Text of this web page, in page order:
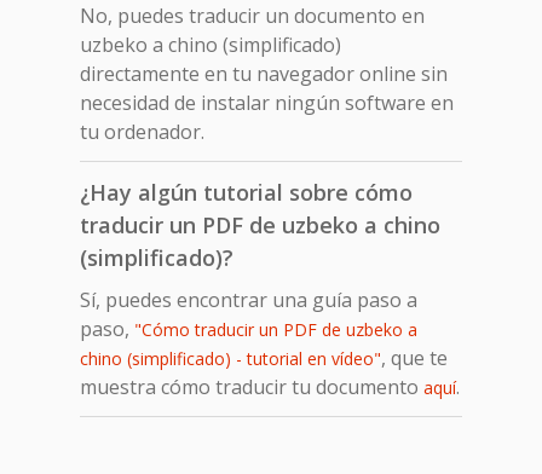
No, puedes traducir un documento en
uzbeko a chino (simplificado)
directamente en tu navegador online sin
necesidad de instalar ningún software en
tu ordenador.
¿Hay algún tutorial sobre cómo
traducir un PDF de uzbeko a chino
(simplificado)?
Sí, puedes encontrar una guía paso a
paso, "Cómo traducir un PDF de uzbeko a
chino (simplificado) - tutorial en vídeo", que te
muestra cómo traducir tu documento aquí.